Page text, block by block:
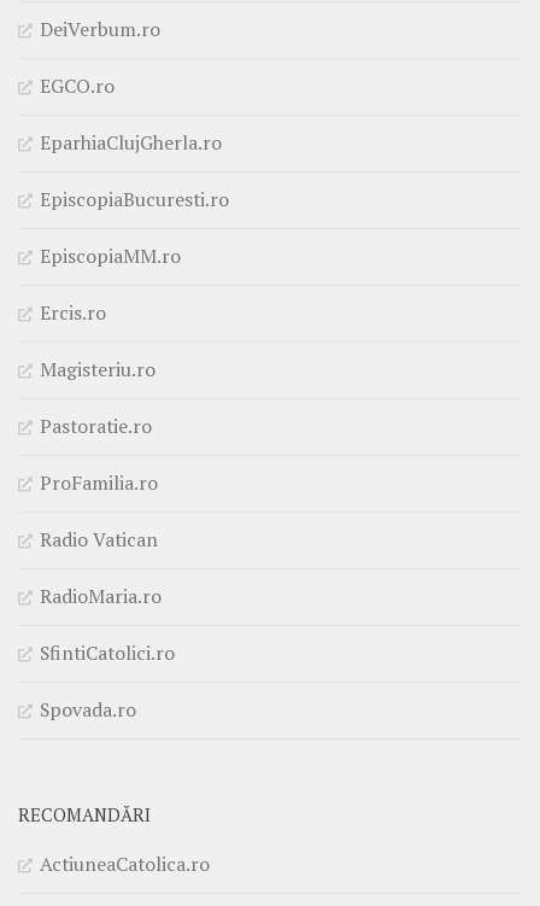
DeiVerbum.ro
EGCO.ro
EparhiaClujGherla.ro
EpiscopiaBucuresti.ro
EpiscopiaMM.ro
Ercis.ro
Magisteriu.ro
Pastoratie.ro
ProFamilia.ro
Radio Vatican
RadioMaria.ro
SfintiCatolici.ro
Spovada.ro
RECOMANDĂRI
ActiuneaCatolica.ro